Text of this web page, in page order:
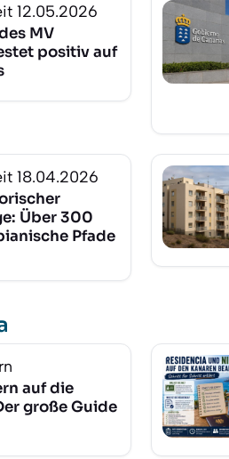
12.05.2026
MV
positiv auf
18.04.2026
Über 300
Pfade
auf die
große Guide